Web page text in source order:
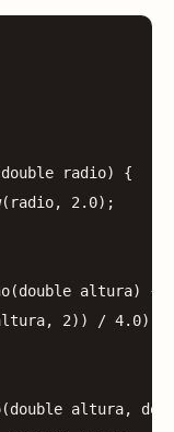
double radio)
{
( radio, 2.0);
(double altura)
{
, 2)) / 4.0)
(double altura,